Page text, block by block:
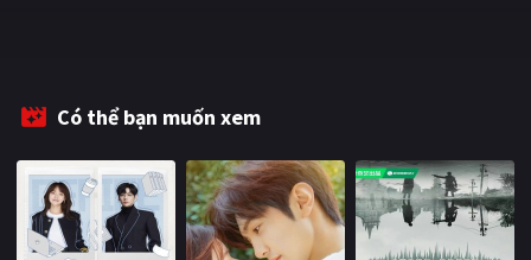
PHIM CHIẾU RẠP
TUYỂN TẬP PHIM
BLOG
Có thể bạn muốn xem